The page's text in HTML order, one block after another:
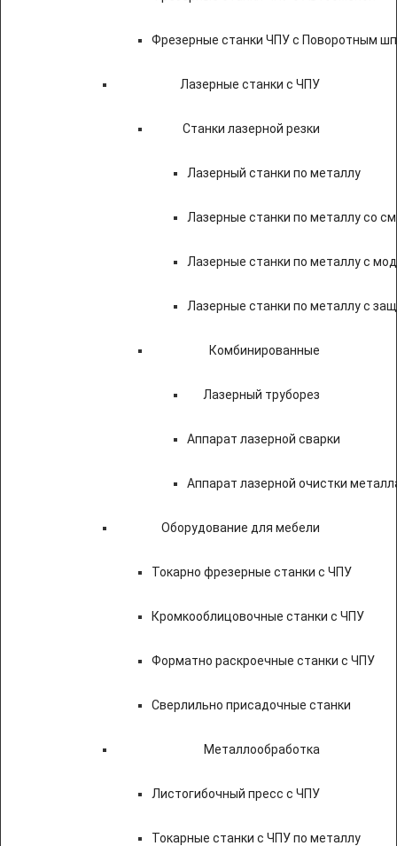
Фрезерные станки ЧПУ с Поворотным
Лазерные станки с ЧПУ
Станки лазерной резки
Лазерный станки по металлу
Лазерные станки по металлу со
Лазерные станки по металлу с
Лазерные станки по металлу с
Комбинированные
Лазерный труборез
Аппарат лазерной сварки
Аппарат лазерной очистки
Оборудование для мебели
Токарно фрезерные станки с ЧПУ
Кромкооблицовочные станки с ЧПУ
Форматно раскроечные станки с ЧПУ
Сверлильно присадочные станки
Металлообработка
Листогибочный пресс с ЧПУ
Токарные станки с ЧПУ по металлу